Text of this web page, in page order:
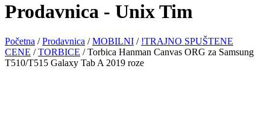
Prodavnica - Unix Tim
Početna /Prodavnica /MOBILNI / !TRAJNO SPUŠTENE
CENE /TORBICE / Torbica Hanman Canvas ORG za Samsung
T510/T515 Galaxy Tab A 2019 roze